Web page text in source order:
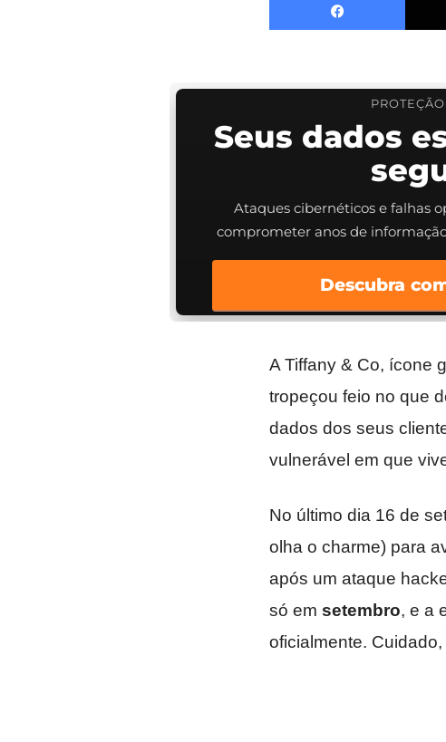
Seus dados
Ataques cibernéticos e falhas
comprometer anos de
Descubra
A Tiffany & Co, ícone
tropeçou feio no que
dados dos seus
vulnerável em que
No último dia 16 de
olha o charme) para
após um ataque
só em setembro, e a
oficialmente.